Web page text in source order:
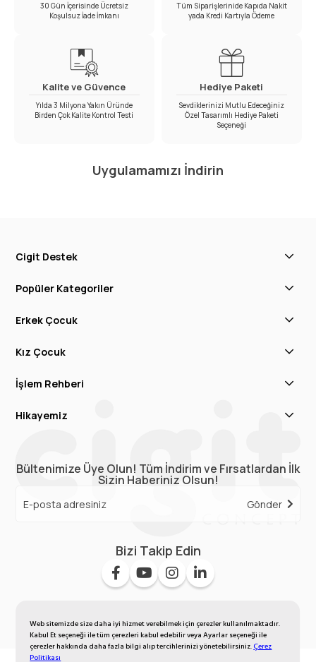
Web sitemizde size daha iyi hizmet verebilmek için çerezler kullanılmaktadır.
Kabul Et seçeneği ile tüm çerezleri kabul edebilir veya Ayarlar seçeneği ile
çerezler hakkında daha fazla bilgi alıp tercihlerinizi yönetebilirsiniz.Çerez
Politikası
30 Gün İçerisinde Ücretsiz
Koşulsuz İade İmkanı
Tüm Siparişlerinide Kapıda Nakit
yada Kredi Kartıyla Ödeme
Kalite ve Güvence
Yılda 3 Milyona Yakın Üründe
Birden Çok Kalite Kontrol Testi
Hediye Paketi
Sevdiklerinizi Mutlu Edeceğiniz
Özel Tasarımlı Hediye Paketi
Seçeneği
Uygulamamızı İndirin
Cigit Destek
Popüler Kategoriler
Erkek Çocuk
Kız Çocuk
İşlem Rehberi
Hikayemiz
Bültenimize Üye Olun! Tüm İndirim ve Fırsatlardan İlk
Sizin Haberiniz Olsun!
Gönder
Bizi Takip Edin